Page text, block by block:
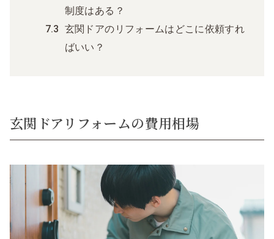
制度はある？
玄関ドアのリフォームはどこに依頼すれ
ばいい？
玄関ドアリフォームの費用相場